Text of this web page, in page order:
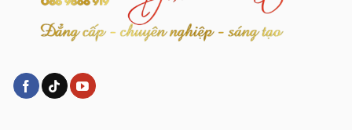
Các sản phẩm của chúng tôi đều được sản xuất trực tiếp tại
xưởng và giao thẳng tới tay người dùng không qua trung gian,
không tốn chi phí mặt bằng cửa hàng, showroom nên luôn